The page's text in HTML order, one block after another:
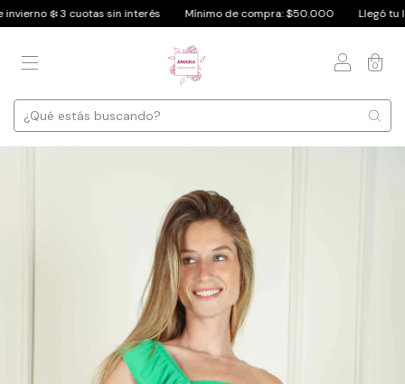
3 cuotas sin interés Mínimo de compra: $50.000 Llegó tu look fav.
0